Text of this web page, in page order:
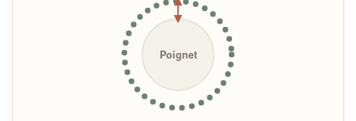
Poignet